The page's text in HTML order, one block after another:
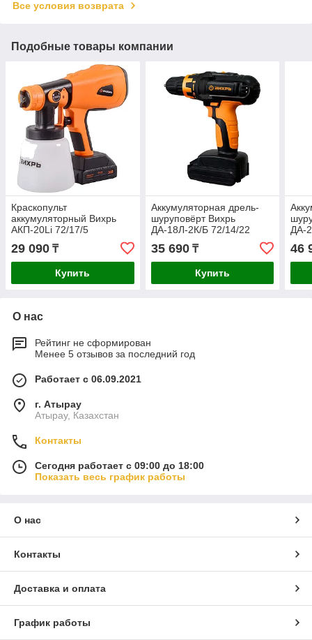
Все условия возврата
Подобные товары компании
Краскопульт
аккумуляторный Вихрь
АКП-20Li 72/17/5
29 090 ₸
Купить
Аккумуляторная дрель-
шуруповёрт Вихрь
ДА-18Л-2К/Б 72/14/22
35 690₸
Купить
ДА-
46
О нас
Рейтинг не сформирован
Менее 5 отзывов за последний год
Работает с 06.09.2021
г. Атырау
Атырау, Казахстан
Контакты
Сегодня работает с 09:00 до 18:00
Показать весь график работы
О нас
Контакты
Доставка и оплата
График работы